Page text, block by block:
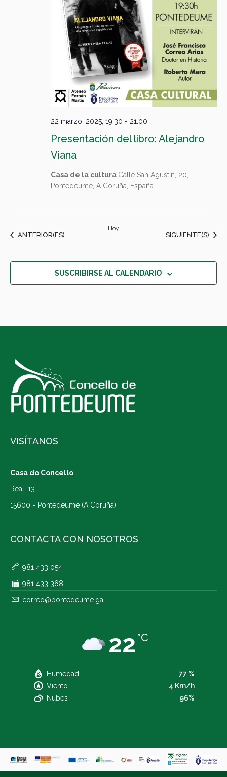
Presentación del libro: Alejandro
Viana
22 marzo, 2025, 19:30 - 21:00
Casa de la cultura Calle San Agustín, 20,
Pontedeume, A Coruña, España
EVENTOS
ANTERIOR(ES)
Hoy
EVENTOS
SIGUIENTE(S)
SUSCRIBIRSE AL CALENDARIO
VISÍTANOS
Casa do Concello
Real, 13
15600 - Pontedeume (A Coruña)
CONTACTA CON NOSOTROS
981 433 054
981 433 368
correo@pontedeume.gal
22 °C
Humedad
77 %
Viento
4 Km/h
Nubes
96%